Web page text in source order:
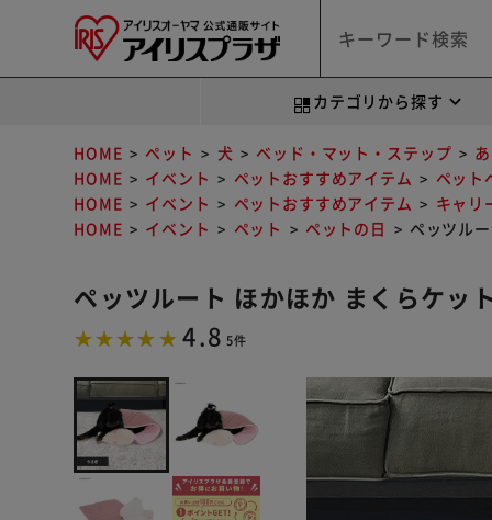
カテゴリから探す
HOME ペット 犬 ベッド・マット・ステップ
HOME
イベント ペットおすすめアイテム
ペット
HOME
イベント ペットおすすめアイテム
キャリ
HOME
イベント ペット ペットの日 ペッツル
ペッツルート ほかほか まくらケッ
4.8 5件